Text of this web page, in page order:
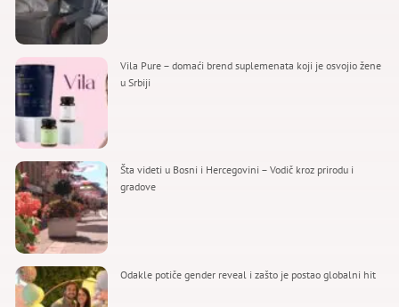
Vila Pure – domaći brend suplemenata koji je osvojio žene
u Srbiji
Šta videti u Bosni i Hercegovini – Vodič kroz prirodu i
gradove
Odakle potiče gender reveal i zašto je postao globalni hit